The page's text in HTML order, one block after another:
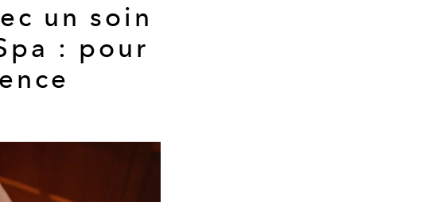
un soin
: pour